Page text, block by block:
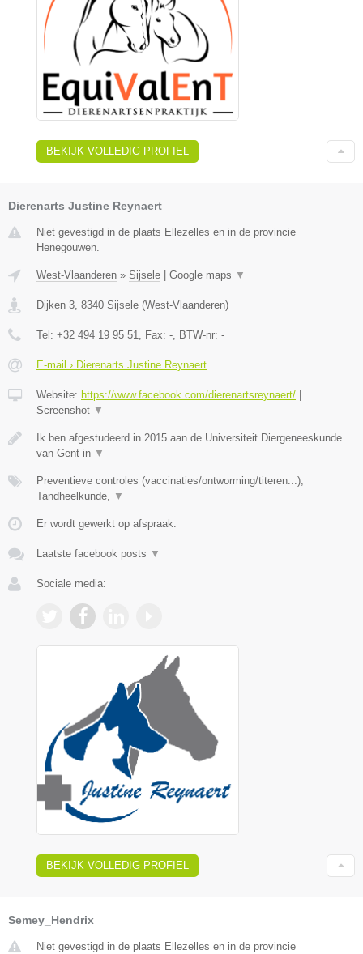
BEKIJK VOLLEDIG PROFIEL
Dierenarts Justine Reynaert
Niet gevestigd in de plaats Ellezelles en in de provincie
Henegouwen.
West-Vlaanderen » Sijsele Google maps ▼
Dijken 3, 8340 Sijsele (West-Vlaanderen)
Tel: +32 494 19 95 51, Fax: -, BTW-nr: -
E-mail › Dierenarts Justine Reynaert
Website: https://www.facebook.com/dierenartsreynaert/
Screenshot ▼
Ik ben afgestudeerd in 2015 aan de Universiteit Diergeneeskunde
van Gent in ▼
Preventieve controles (vaccinaties/ontworming/titeren...),
Tandheelkunde, ▼
Er wordt gewerkt op afspraak.
Laatste facebook posts ▼
Sociale media:
BEKIJK VOLLEDIG PROFIEL
Semey_Hendrix
Niet gevestigd in de plaats Ellezelles en in de provincie